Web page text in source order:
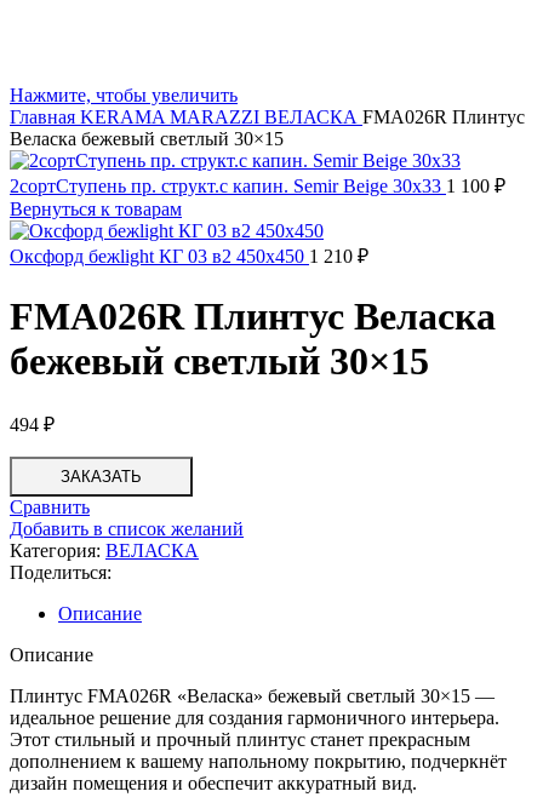
Нажмите, чтобы увеличить
Главная KERAMA MARAZZI ВЕЛАСКА FMA026R Плинтус
Веласка бежевый светлый 30×15
2сортСтупень пр. структ.с капин. Semir Beige 30x33 1 100 ₽
Вернуться к товарам
Оксфорд бежlight КГ 03 в2 450х450 1 210 ₽
FMA026R Плинтус Веласка
бежевый светлый 30×15
494 ₽
ЗАКАЗАТЬ
Сравнить
Добавить в список желаний
Категория: ВЕЛАСКА
Поделиться:
Описание
Описание
Плинтус FMA026R «Веласка» бежевый светлый 30×15 —
идеальное решение для создания гармоничного интерьера.
Этот стильный и прочный плинтус станет прекрасным
дополнением к вашему напольному покрытию, подчеркнёт
дизайн помещения и обеспечит аккуратный вид.